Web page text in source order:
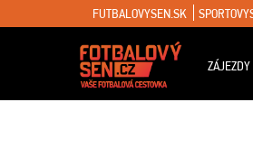
FUTBALOVYSEN.SK